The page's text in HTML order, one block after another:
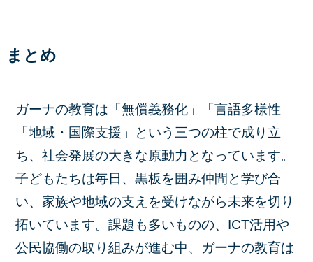
まとめ
ガーナの教育は「無償義務化」「言語多様性」
「地域・国際支援」という三つの柱で成り立
ち、社会発展の大きな原動力となっています。
子どもたちは毎日、黒板を囲み仲間と学び合
い、家族や地域の支えを受けながら未来を切り
拓いています。課題も多いものの、ICT活用や
公民協働の取り組みが進む中、ガーナの教育は